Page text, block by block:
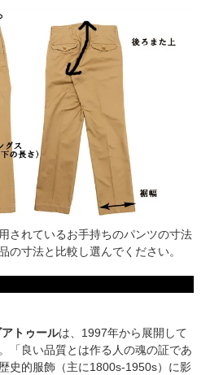
されているお手持ちのパンツの寸法
の寸法と比較し選んでください。
トゥールは、1997年から展開して
「良い品質とは作る人の魂の証であ
史的服飾（主に1800s-1950s）に影